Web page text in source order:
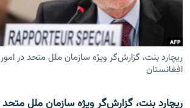
ریچارد بنت، گزارش‌گر ویژه سازمان ملل متحد در
افغانستان
ریچارد بنت، گزارش‌گر ویژه سازمان ملل متحد